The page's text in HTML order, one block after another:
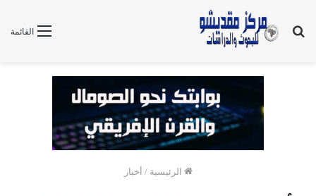
القائمة
بحث
الرئيسية / أخبار